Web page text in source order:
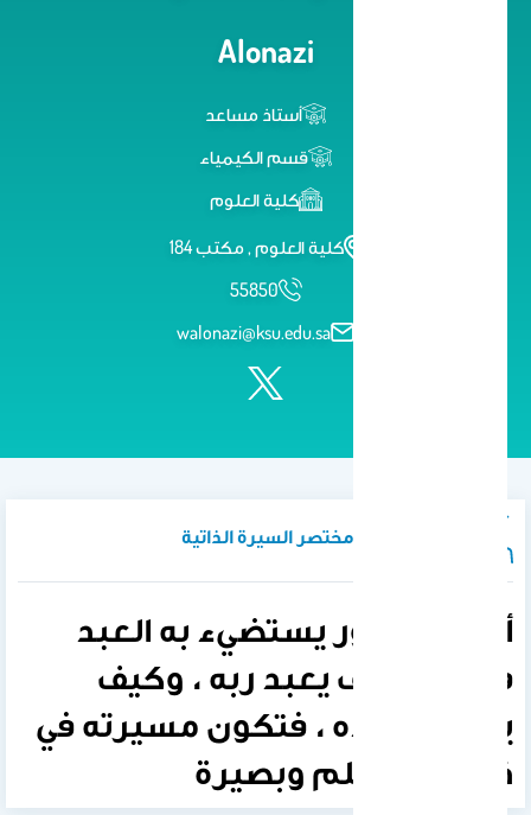
Alonazi
أستاذ مساعد
قسم الكيمياء
كلية العلوم
كلية العلوم , مكتب 184
55850
walonazi@ksu.edu.sa
نبذة تعريفية / مختصر السيرة الذاتية
أن العلم نور يستضيء به العبد
فيعرف كيف يعبد ربه ، وكيف
يعامل عباده ، فتكون مسيرته في
ذلك على علم وبصيرة